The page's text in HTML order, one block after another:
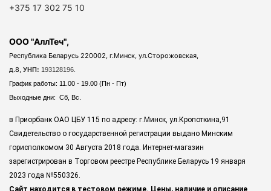
+375 17 302 75 10
ООО "АллТеч",
Республика Беларусь 220002, г.Минск, ул.Сторожовская,
д.8, УНП: 193128196.
График работы: 11.00 - 19.00 (Пн - Пт)
Выходные дни: Сб, Вс.
в Приорбанк ОАО ЦБУ 115 по адресу: г.Минск, ул.Кропоткина,91
Свидетельство о государственной регистрации выдано Минским
горисполкомом 30 Августа 2018 года. Интернет-магазин
зарегистрирован в Торговом реестре Республике Беларусь 19 января
2023 года №550326.
Сайт находится в тестовом режиме. Цены, наличие и описание